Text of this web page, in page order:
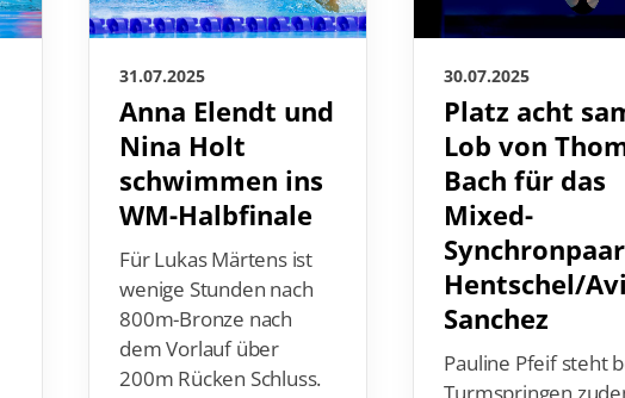
31.07.2025
Anna Elendt und
Nina Holt
schwimmen ins
WM-Halbfinale
Für Lukas Märtens ist
wenige Stunden nach
800m-Bronze nach
dem Vorlauf über
200m Rücken Schluss.
30.07.2025
Platz acht
Lob von
Bach für das
Mixed-
Synchronpaar
Hentschel/
Sanchez
Pauline Pfeif steht